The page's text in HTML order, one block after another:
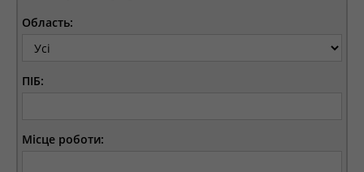
Область:
ПІБ:
Місце роботи: